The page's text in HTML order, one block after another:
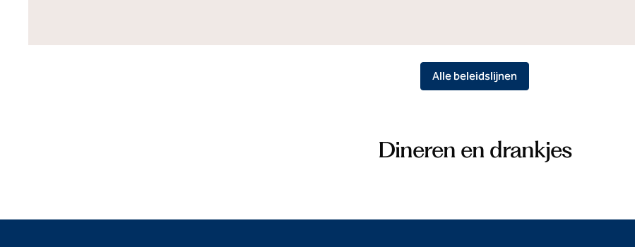
Alle beleidslijnen
Dineren en drankjes